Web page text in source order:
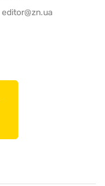
editor@zn.ua